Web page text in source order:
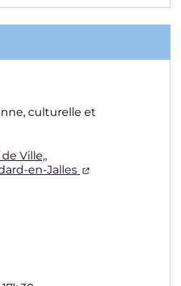
culturelle et
Ville,,
en-Jalles
(ouverture